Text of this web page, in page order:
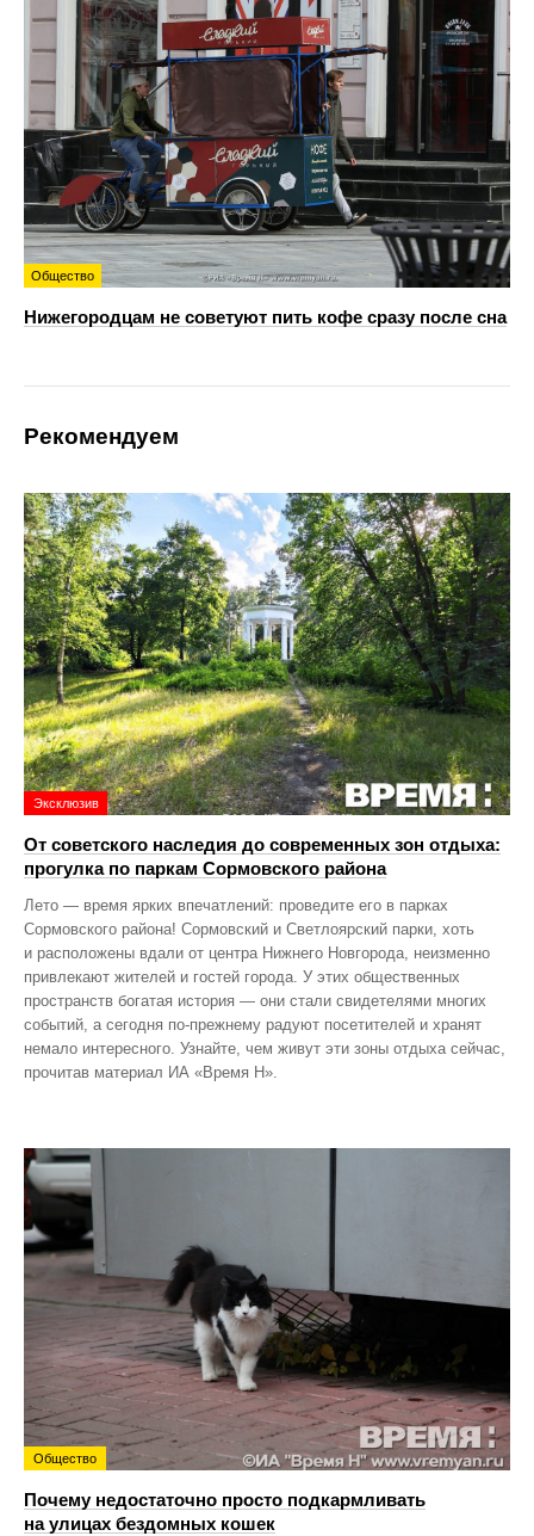
Общество
Нижегородцам не советуют пить кофе сразу после сна
Рекомендуем
Эксклюзив
От советского наследия до современных зон отдыха:
прогулка по паркам Сормовского района
Лето — время ярких впечатлений: проведите его в парках
Сормовского района! Сормовский и Светлоярский парки, хоть
и расположены вдали от центра Нижнего Новгорода, неизменно
привлекают жителей и гостей города. У этих общественных
пространств богатая история — они стали свидетелями многих
событий, а сегодня по‑прежнему радуют посетителей и хранят
немало интересного. Узнайте, чем живут эти зоны отдыха сейчас,
прочитав материал ИА «Время Н».
Общество
Почему недостаточно просто подкармливать
на улицах бездомных кошек